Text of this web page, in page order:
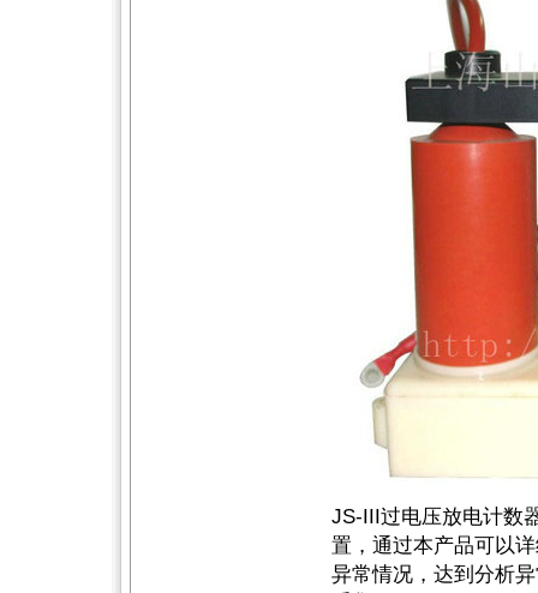
JS-III过电压放电计数
置，通过本产品可以
异常情况，达到分析